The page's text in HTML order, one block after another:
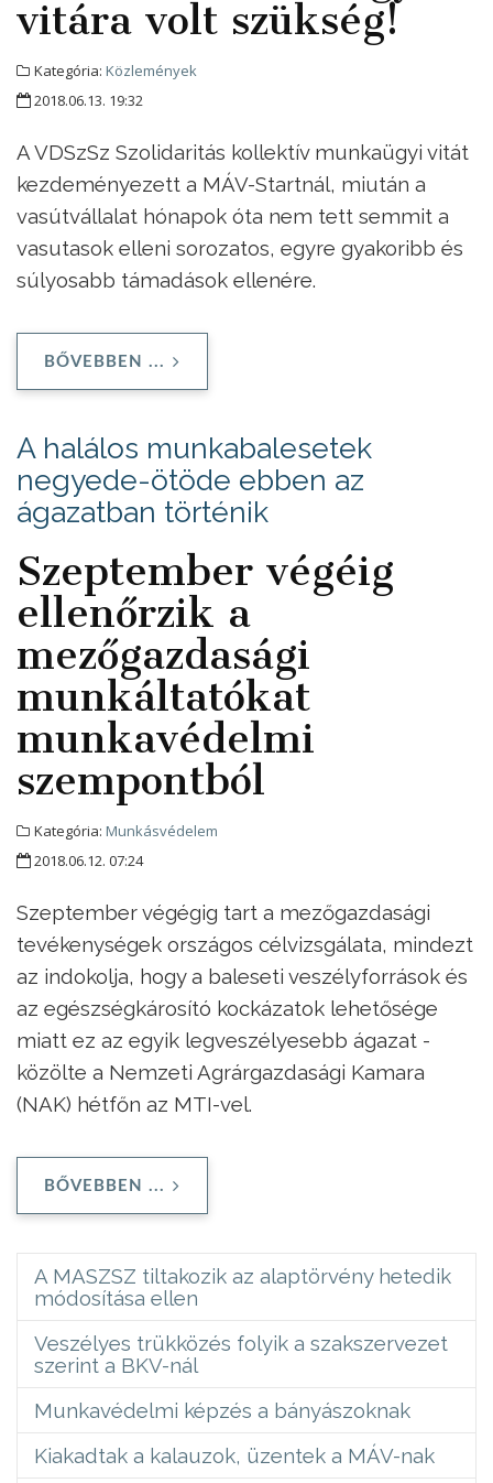
vitára volt szükség!
Kategória: Közlemények
2018.06.13. 19:32
A VDSzSz Szolidaritás kollektív munkaügyi vitát
kezdeményezett a MÁV-Startnál, miután a
vasútvállalat hónapok óta nem tett semmit a
vasutasok elleni sorozatos, egyre gyakoribb és
súlyosabb támadások ellenére.
BŐVEBBEN ...
A halálos munkabalesetek
negyede-ötöde ebben az
ágazatban történik
Szeptember végéig
ellenőrzik a
mezőgazdasági
munkáltatókat
munkavédelmi
szempontból
Kategória: Munkásvédelem
2018.06.12. 07:24
Szeptember végégig tart a mezőgazdasági
tevékenységek országos célvizsgálata, mindezt
az indokolja, hogy a baleseti veszélyforrások és
az egészségkárosító kockázatok lehetősége
miatt ez az egyik legveszélyesebb ágazat -
közölte a Nemzeti Agrárgazdasági Kamara
(NAK) hétfőn az MTI-vel.
BŐVEBBEN ...
A MASZSZ tiltakozik az alaptörvény hetedik
módosítása ellen
Veszélyes trükközés folyik a szakszervezet
szerint a BKV-nál
Munkavédelmi képzés a bányászoknak
Kiakadtak a kalauzok, üzentek a MÁV-nak